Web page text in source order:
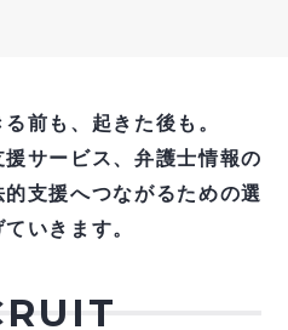
前も、起きた後も。
サービス、弁護士情報の
支援へつながるための選
いきます。